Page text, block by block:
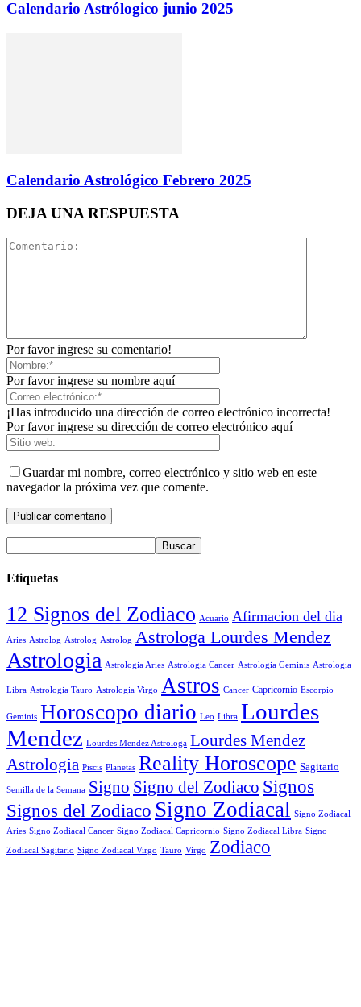
Calendario Astrólogico junio 2025
Calendario Astrológico Febrero 2025
DEJA UNA RESPUESTA
Por favor ingrese su comentario!
Por favor ingrese su nombre aquí
¡Has introducido una dirección de correo electrónico incorrecta!
Por favor ingrese su dirección de correo electrónico aquí
Guardar mi nombre, correo electrónico y sitio web en este
navegador la próxima vez que comente.
Etiquetas
12 Signos del Zodiaco Acuario Afirmacion del dia
Aries Astrolog Astrolog Astrolog Astrologa Lourdes Mendez
Astrologia Astrologia Aries Astrologia Cancer Astrologia Geminis Astrologia
Libra Astrologia Tauro Astrologia Virgo Astros Cancer Capricornio Escorpio
Geminis Horoscopo diario Leo Libra Lourdes
Mendez Lourdes Mendez Astrologa Lourdes Mendez
Astrologia Piscis Planetas Reality Horoscope Sagitario
Semilla de la Semana Signo Signo del Zodiaco Signos
Signos del Zodiaco Signo Zodiacal Signo Zodiacal
Aries Signo Zodiacal Cancer Signo Zodiacal Capricornio Signo Zodiacal Libra Signo
Zodiacal Sagitario Signo Zodiacal Virgo Tauro Virgo Zodiaco